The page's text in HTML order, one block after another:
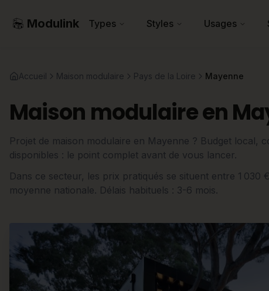
Modulink Types Styles Usages
Accueil Maison modulaire Pays de la Loire Mayenne
Maison modulaire en
Projet de maison modulaire en Mayenne ? Budget local,
disponibles : le point complet avant de vous lancer.
Dans ce secteur, les prix pratiqués se situent entre 1 030
moyenne nationale. Délais habituels : 3-6 mois.